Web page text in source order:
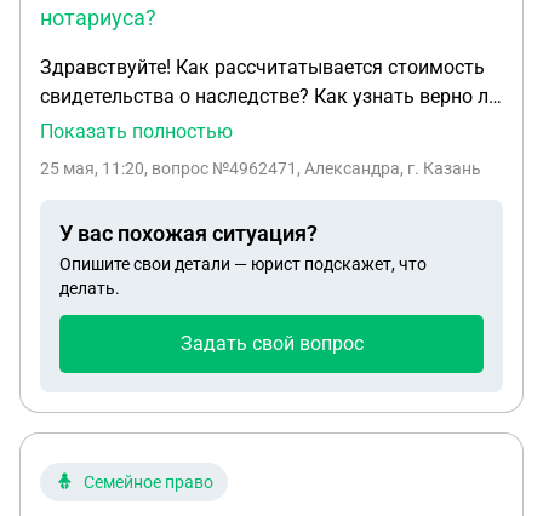
нотариуса?
Здравствуйте! Как рассчитатывается стоимость
свидетельства о наследстве? Как узнать верно ли
посчитал нотариус. Просто нам озвучили очень
расчет у другого нотариуса?
Показать полностью
25 мая, 11:20, вопрос №4962471, Александра, г. Казань
У вас похожая ситуация?
Опишите свои детали — юрист подскажет, что
делать.
Задать свой вопрос
Семейное право